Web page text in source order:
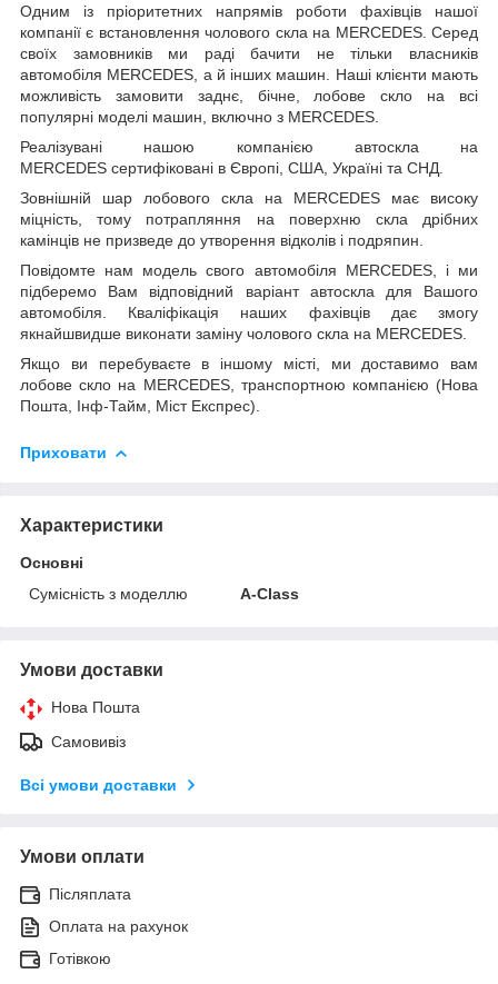
Одним із пріоритетних напрямів роботи фахівців нашої
компанії є встановлення чолового скла на MERCEDES. Серед
своїх замовників ми раді бачити не тільки власників
автомобіля MERCEDES, а й інших машин. Наші клієнти мають
можливість замовити заднє, бічне, лобове скло на всі
популярні моделі машин, включно з MERCEDES.
Реалізувані нашою компанією автоскла на
MERCEDES сертифіковані в Європі, США, Україні та СНД.
Зовнішній шар лобового скла на MERCEDES має високу
міцність, тому потрапляння на поверхню скла дрібних
камінців не призведе до утворення відколів і подряпин.
Повідомте нам модель свого автомобіля MERCEDES, і ми
підберемо Вам відповідний варіант автоскла для Вашого
автомобіля. Кваліфікація наших фахівців дає змогу
якнайшвидше виконати заміну чолового скла на MERCEDES.
Якщо ви перебуваєте в іншому місті, ми доставимо вам
лобове скло на MERCEDES, транспортною компанією (Нова
Пошта, Інф-Тайм, Міст Експрес).
Приховати
Характеристики
Основні
Сумісність з моделлю
A-Class
Умови доставки
Нова Пошта
Самовивіз
Всі умови доставки
Умови оплати
Післяплата
Оплата на рахунок
Готівкою